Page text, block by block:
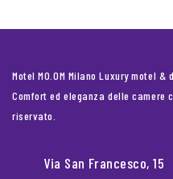
Motel MO.OM Milano Luxury motel
Comfort ed eleganza delle camere
riservato.
Via San Francesco, 15